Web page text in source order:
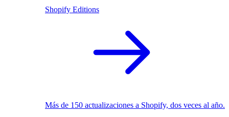
Shopify Editions
Más de 150 actualizaciones a Shopify, dos veces al año.